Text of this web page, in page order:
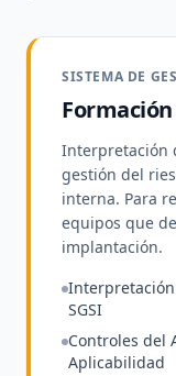
SISTEMA DE
Formación
Interpretación
gestión del
interna. Para
equipos que
implantación.
SGSI
Controles del
Aplicabilidad